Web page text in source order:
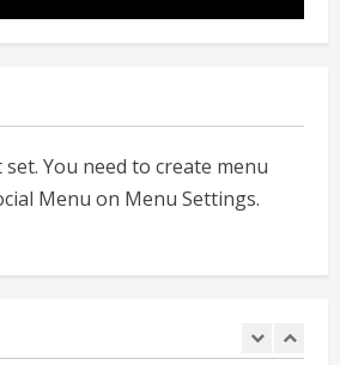
You need to create menu
Menu on Menu Settings.
July 24, 2026
के अध्यक्ष नंद लाल का निधन